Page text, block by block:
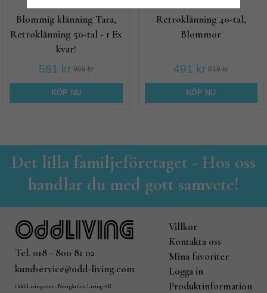
Blommig klänning Tara,
Retroklänning 50-tal - 1 Ex
kvar!
581 kr 969 kr
KÖP NU
Retroklänning 40-tal,
Blommor
491 kr 819 kr
KÖP NU
Det lilla familjeföretaget - Hos oss
handlar du med gott samvete!
Tel. 018 - 800 81 02
kundservice@odd-living.com
Odd-Living.com - Norrgården Living AB
Villkor
Kontakta oss
Mina favoriter
Logga in
Produktinformation